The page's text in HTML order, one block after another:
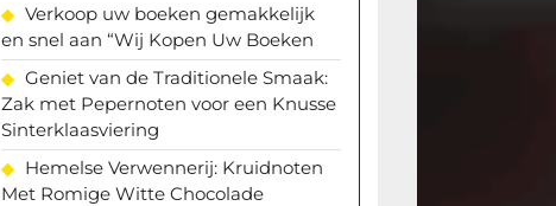
Verkoop uw boeken gemakkelijk
en snel aan “Wij Kopen Uw Boeken
Geniet van de Traditionele Smaak:
Zak met Pepernoten voor een Knusse
Sinterklaasviering
Hemelse Verwennerij: Kruidnoten
Met Romige Witte Chocolade